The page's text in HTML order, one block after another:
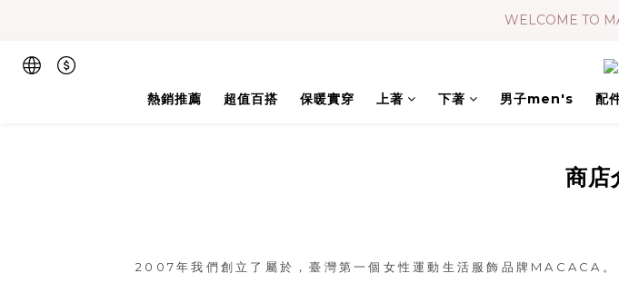
WELCOME TO
熱銷推薦 超值百搭 保暖實穿 上著 下著 男子men's 配
商店
2007年我們創立了屬於，臺灣第一個女性運動生活服飾品牌MACACA。